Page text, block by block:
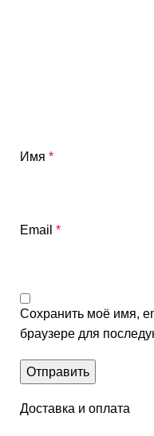
Имя *
Email *
Сохранить моё имя,
браузере для
Доставка и оплата